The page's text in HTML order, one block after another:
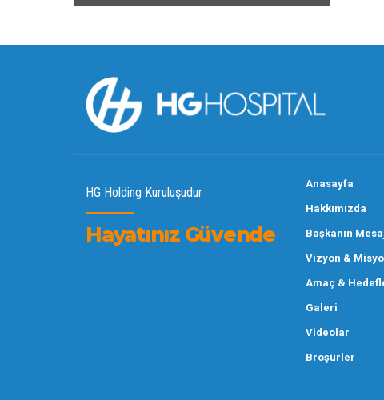
HG Holding Kuruluşudur
Hayatınız Güvende
Anasayfa
Hakkımızda
Başkanın
Vizyon &
Amaç &
Galeri
Videolar
Broşürler